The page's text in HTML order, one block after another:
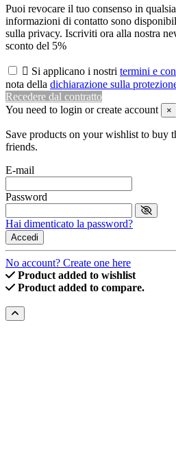
Puoi revocare il tuo consenso in
informazioni di contatto sono
sulla privacy. Iscriviti ora alla nostra
sconto del 5%
 Si applicano i nostri termini e
nota della dichiarazione sulla
Recedere dal contratto
You need to login or create account
×
Save products on your wishlist to buy
friends.
E-mail
Password
Hai dimenticato la password?
Accedi
No account? Create one here
Product added to wishlist
Product added to compare.